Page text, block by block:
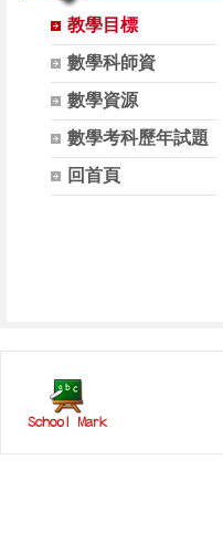
教學目標
數學科師資
數學資源
數學考科歷年試題
回首頁